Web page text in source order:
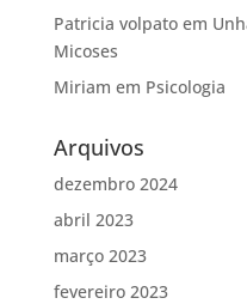
Patricia volpatoem
Micoses
Miriam em Psicologia
Arquivos
dezembro 2024
abril 2023
março 2023
fevereiro 2023